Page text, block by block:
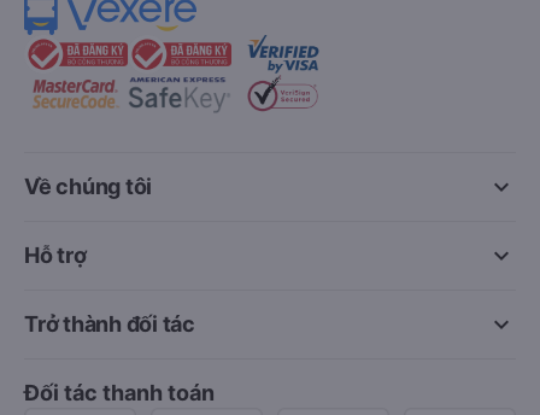
keyboard_arrow_down
Về chúng tôi
keyboard_arrow_down
Hỗ trợ
keyboard_arrow_down
Trở thành đối tác
Đối tác thanh toán